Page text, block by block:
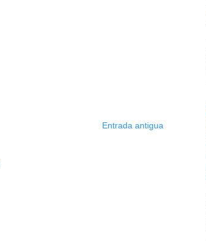
Entrada antigua